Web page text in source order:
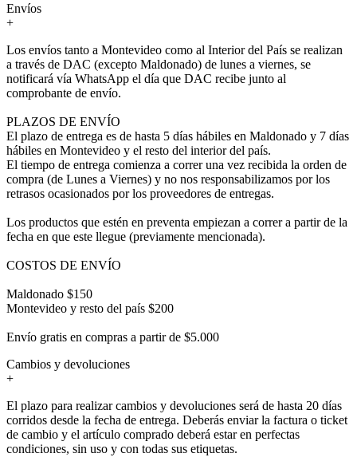
Envíos
+
Los envíos tanto a Montevideo como al Interior del País se realizan
a través de DAC (excepto Maldonado) de lunes a viernes, se
notificará vía WhatsApp el día que DAC recibe junto al
comprobante de envío.
PLAZOS DE ENVÍO
El plazo de entrega es de hasta 5 días hábiles en Maldonado y 7 días
hábiles en Montevideo y el resto del interior del país.
El tiempo de entrega comienza a correr una vez recibida la orden de
compra (de Lunes a Viernes) y no nos responsabilizamos por los
retrasos ocasionados por los proveedores de entregas.
Los productos que estén en preventa empiezan a correr a partir de la
fecha en que este llegue (previamente mencionada).
COSTOS DE ENVÍO
Maldonado $150
Montevideo y resto del país $200
Envío gratis en compras a partir de $5.000
Cambios y devoluciones
+
El plazo para realizar cambios y devoluciones será de hasta 20 días
corridos desde la fecha de entrega. Deberás enviar la factura o ticket
de cambio y el artículo comprado deberá estar en perfectas
condiciones, sin uso y con todas sus etiquetas.